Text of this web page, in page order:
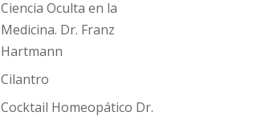
Ciencia Oculta en la
Medicina. Dr. Franz
Hartmann
Cilantro
Cocktail Homeopático Dr.